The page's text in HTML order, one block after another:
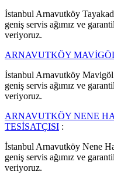
İstanbul Arnavutköy
geniş servis ağımız ve
veriyoruz.
ARNAVUTKÖY
İstanbul Arnavutköy Mavigöl
geniş servis ağımız ve
veriyoruz.
ARNAVUTKÖY NENE
TESİSATÇISI :
İstanbul Arnavutköy Nene
geniş servis ağımız ve
veriyoruz.